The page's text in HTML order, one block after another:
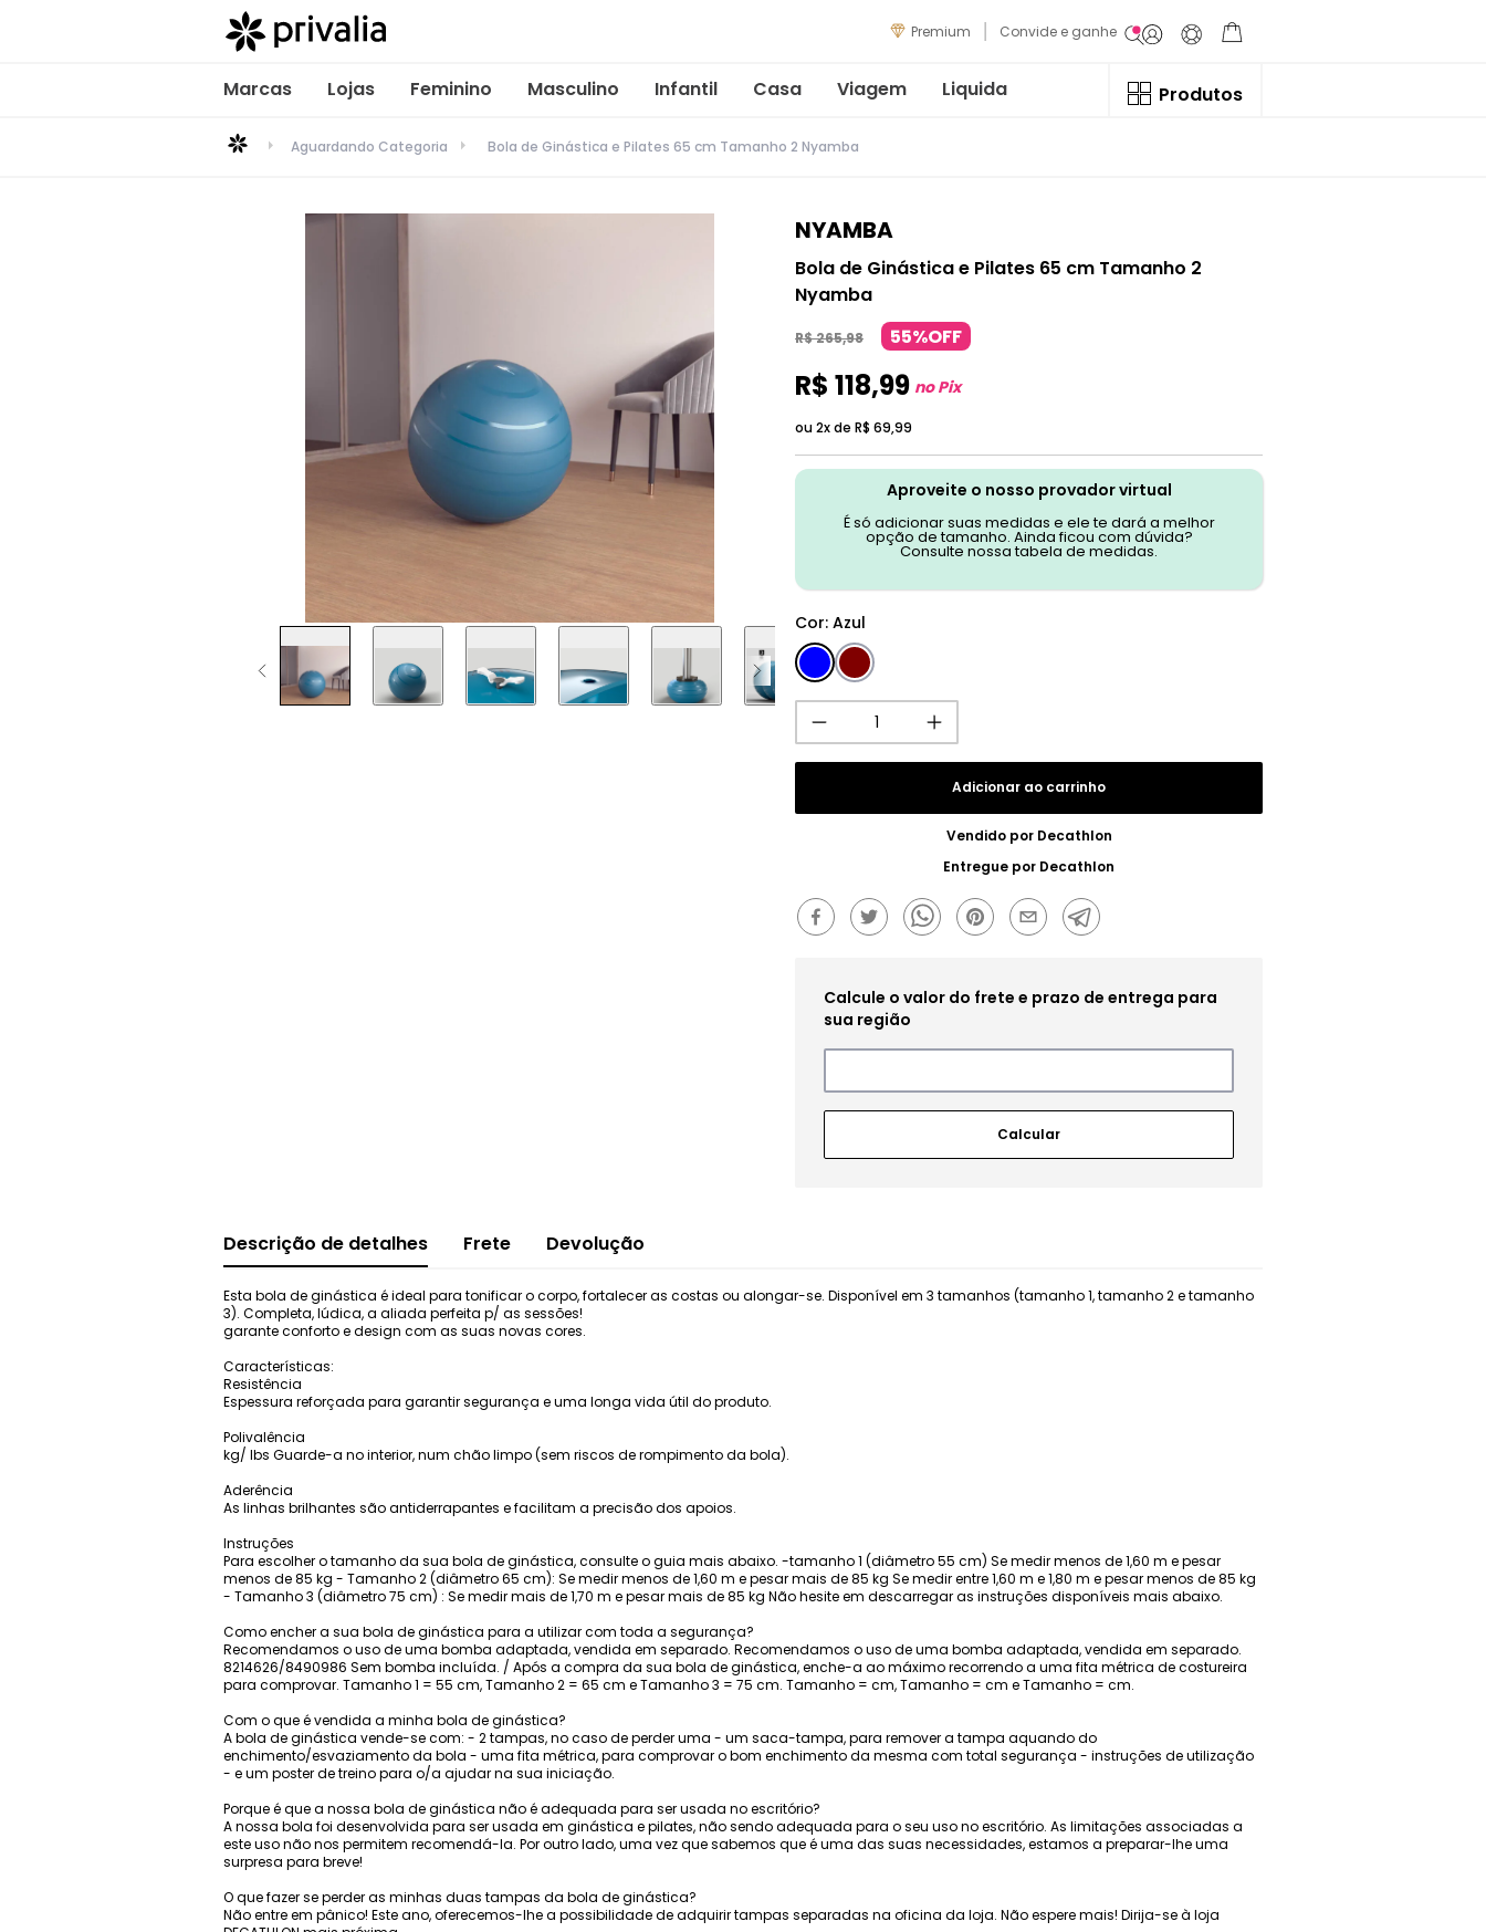
Premium Convide e ganhe
Marcas Lojas Feminino Masculino Infantil Casa Viagem Liquida Produtos
Aguardando Categoria Bola de Ginástica e Pilates 65 cm Tamanho 2 Nyamba
NYAMBA
Bola de Ginástica e Pilates 65 cm Tamanho 2
Nyamba
R$265,98 55%OFF
R$ 118,99 no Pix
ou 2x de R$ 69,99
Aproveite o nosso provador virtual
É só adicionar suas medidas e ele te dará a melhor
opção de tamanho. Ainda ficou com dúvida?
Consulte nossa tabela de medidas.
Cor: Azul
Adicionar ao carrinho
Vendido por Decathlon
Entregue por Decathlon
Descrição de detalhes Frete Devolução
Esta bola de ginástica é ideal para tonificar o corpo, fortalecer as costas ou alongar-se. Disponível em 3 tamanhos (tamanho 1, tamanho 2 e tamanho
3). Completa, lúdica, a aliada perfeita p/ as sessões!
garante conforto e design com as suas novas cores.
Características:
Resistência
Espessura reforçada para garantir segurança e uma longa vida útil do produto.
Polivalência
kg/ lbs Guarde-a no interior, num chão limpo (sem riscos de rompimento da bola).
Aderência
As linhas brilhantes são antiderrapantes e facilitam a precisão dos apoios.
Instruções
Para escolher o tamanho da sua bola de ginástica, consulte o guia mais abaixo. -tamanho 1 (diâmetro 55 cm) Se medir menos de 1,60 m e pesar
menos de 85 kg - Tamanho 2 (diâmetro 65 cm): Se medir menos de 1,60 m e pesar mais de 85 kg Se medir entre 1,60 m e 1,80 m e pesar menos de 85 kg
- Tamanho 3 (diâmetro 75 cm) : Se medir mais de 1,70 m e pesar mais de 85 kg Não hesite em descarregar as instruções disponíveis mais abaixo.
Como encher a sua bola de ginástica para a utilizar com toda a segurança?
Recomendamos o uso de uma bomba adaptada, vendida em separado. Recomendamos o uso de uma bomba adaptada, vendida em separado.
8214626/8490986 Sem bomba incluída. / Após a compra da sua bola de ginástica, enche-a ao máximo recorrendo a uma fita métrica de costureira
para comprovar. Tamanho 1 = 55 cm, Tamanho 2 = 65 cm e Tamanho 3 = 75 cm. Tamanho = cm, Tamanho = cm e Tamanho = cm.
Com o que é vendida a minha bola de ginástica?
A bola de ginástica vende-se com: - 2 tampas, no caso de perder uma - um saca-tampa, para remover a tampa aquando do
enchimento/esvaziamento da bola - uma fita métrica, para comprovar o bom enchimento da mesma com total segurança - instruções de utilização
- e um poster de treino para o/a ajudar na sua iniciação.
Porque é que a nossa bola de ginástica não é adequada para ser usada no escritório?
A nossa bola foi desenvolvida para ser usada em ginástica e pilates, não sendo adequada para o seu uso no escritório. As limitações associadas a
este uso não nos permitem recomendá-la. Por outro lado, uma vez que sabemos que é uma das suas necessidades, estamos a preparar-lhe uma
surpresa para breve!
O que fazer se perder as minhas duas tampas da bola de ginástica?
Não entre em pânico! Este ano, oferecemos-lhe a possibilidade de adquirir tampas separadas na oficina da loja. Não espere mais! Dirija-se à loja